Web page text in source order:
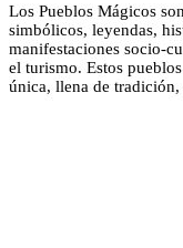
Los Pueblos Mágicos
simbólicos, leyendas,
manifestaciones socio-
el turismo. Estos
única, llena de